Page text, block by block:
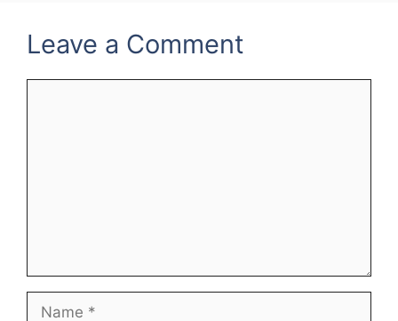
Leave a Comment